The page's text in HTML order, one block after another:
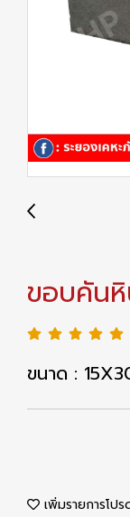
ขอบคัน
ขนาด :
เพิ่มรายการโปร